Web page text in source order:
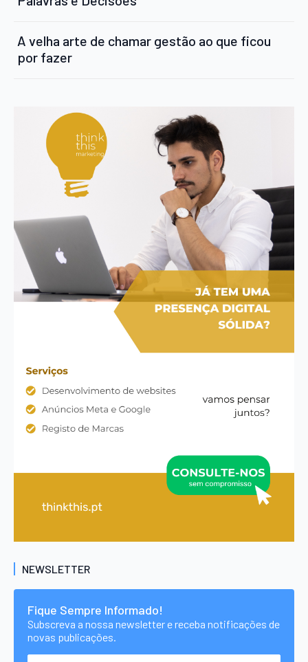
A velha arte de chamar gestão ao que ficou
por fazer
NEWSLETTER
Fique Sempre Informado!
Subscreva a nossa newsletter e receba notificações de
novas publicações.